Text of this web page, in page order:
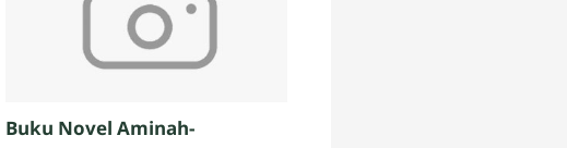
Buku Novel Aminah-